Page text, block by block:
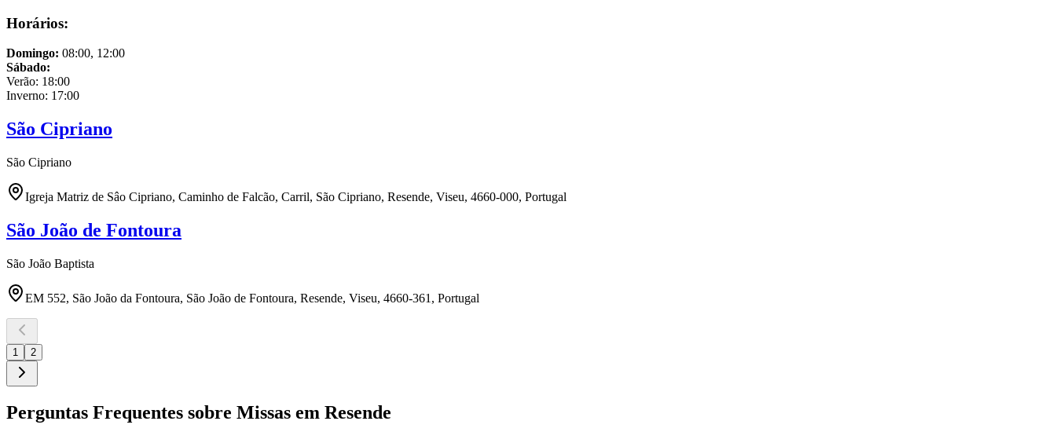
Horários:
Domingo: 08:00, 12:00
Sábado:
Verão: 18:00
Inverno: 17:00
São Cipriano
São Cipriano
Igreja Matriz de Sâo Cipriano, Caminho de Falcão, Carril, São Cipriano, Resende, Viseu, 4660-000, Portugal
São João de Fontoura
São João Baptista
EM 552, São João da Fontoura, São João de Fontoura, Resende, Viseu, 4660-361, Portugal
1 2
Perguntas Frequentes sobre Missas em Resende